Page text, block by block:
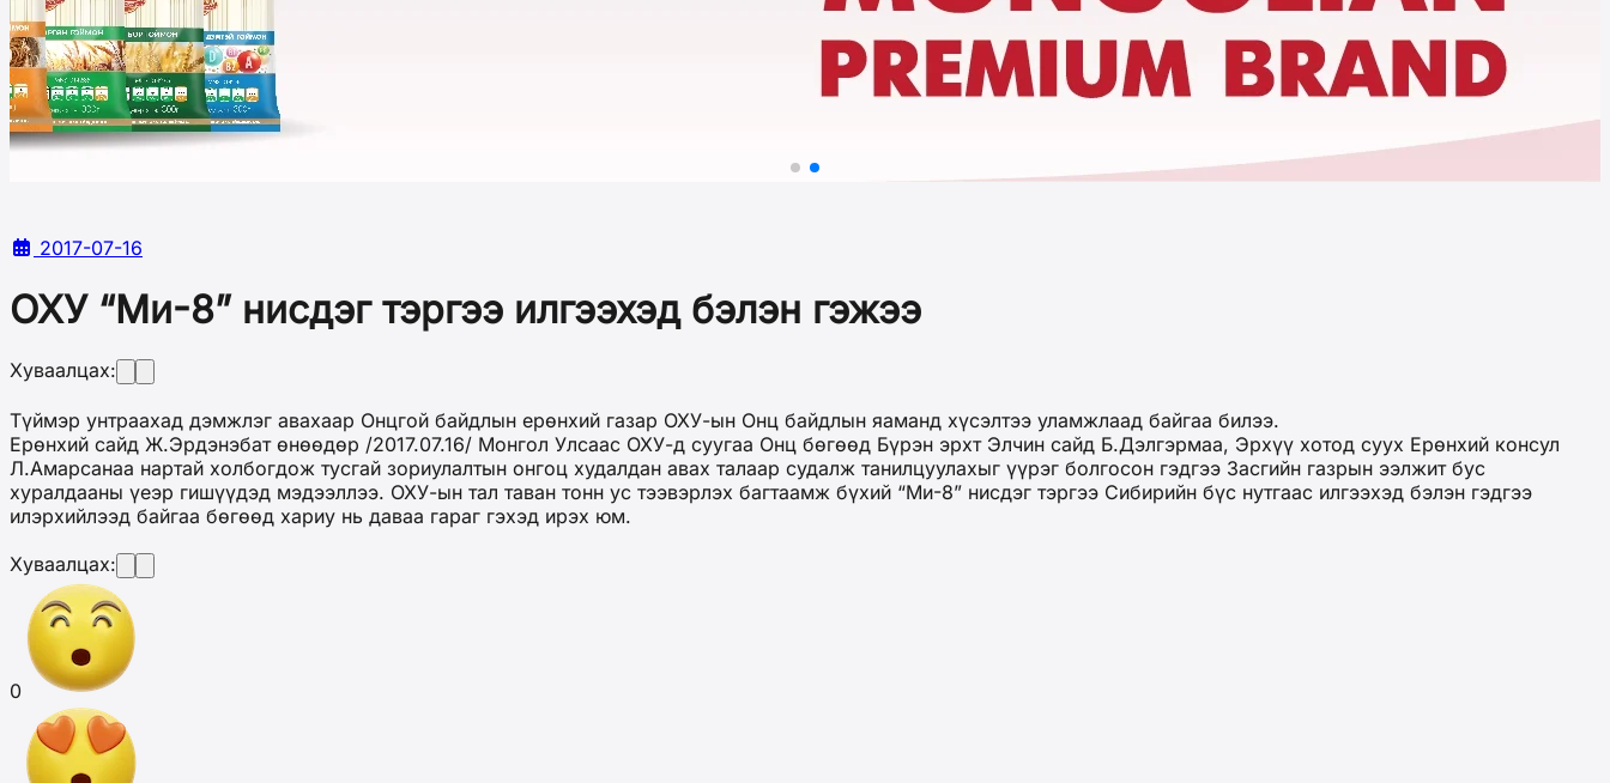
2017-07-16
ОХУ “Ми-8” нисдэг тэргээ илгээхэд бэлэн гэжээ
Хуваалцах:
Түймэр унтраахад дэмжлэг авахаар Онцгой байдлын ерөнхий газар ОХУ-ын Онц байдлын яаманд хүсэлтээ уламжлаад байгаа билээ.
Ерөнхий сайд Ж.Эрдэнэбат өнөөдөр /2017.07.16/ Монгол Улсаас ОХУ-д суугаа Онц бөгөөд Бүрэн эрхт Элчин сайд Б.Дэлгэрмаа, Эрхүү хотод суух Ерөнхий консул
Л.Амарсанаа нартай холбогдож тусгай зориулалтын онгоц худалдан авах талаар судалж танилцуулахыг үүрэг болгосон гэдгээ Засгийн газрын ээлжит бус
хуралдааны үеэр гишүүдэд мэдээллээ. ОХУ-ын тал таван тонн ус тээвэрлэх багтаамж бүхий “Ми-8” нисдэг тэргээ Сибирийн бүс нутгаас илгээхэд бэлэн гэдгээ
илэрхийлээд байгаа бөгөөд хариу нь даваа гараг гэхэд ирэх юм.
Хуваалцах:
0